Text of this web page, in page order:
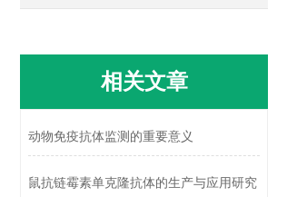
相关文章
动物免疫抗体监测的重要意义
鼠抗链霉素单克隆抗体的生产与应用研究